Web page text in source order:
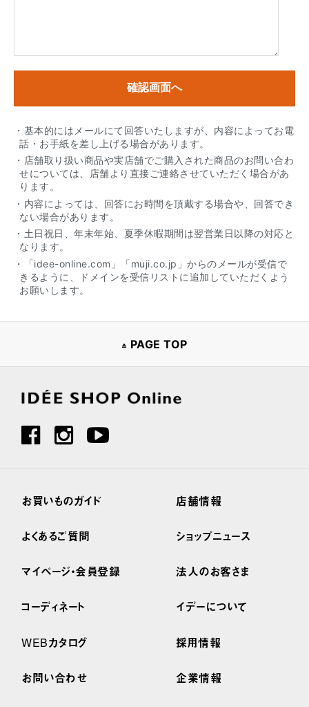
・基本的にはメールにて回答いたしますが、内容によってお電
話・お手紙を差し上げる場合があります。
・店舗取り扱い商品や実店舗でご購入された商品のお問い合わ
せについては、店舗より直接ご連絡させていただく場合があ
ります。
・内容によっては、回答にお時間を頂戴する場合や、回答でき
ない場合があります。
・土日祝日、年末年始、夏季休暇期間は翌営業日以降の対応と
なります。
・「idee-online.com」「muji.co.jp」からのメールが受信で
きるように、ドメインを受信リストに追加していただくよう
お願いします。
PAGE TOP
お買いものガイド
よくあるご質問
マイページ・会員登録
コーディネート
WEBカタログ
お問い合わせ
店舗情報
ショップニュース
法人のお客さま
イデーについて
採用情報
企業情報